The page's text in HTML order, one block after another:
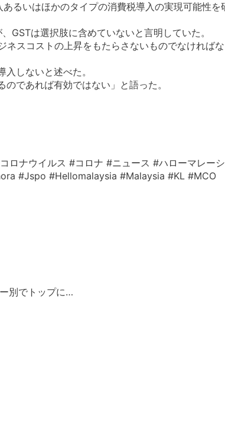
るいはほかのタイプの消費税導入の実現可能性を
GSTは選択肢に含めていないと言明していた。
スコストの上昇をもたらさないものでなければ
しないと述べた。
であれば有効ではない」と語った。
ロナウイルス #コロナ #ニュース #ハローマレー
#Jspo #Hellomalaysia #Malaysia #KL #MCO
別でトップに…